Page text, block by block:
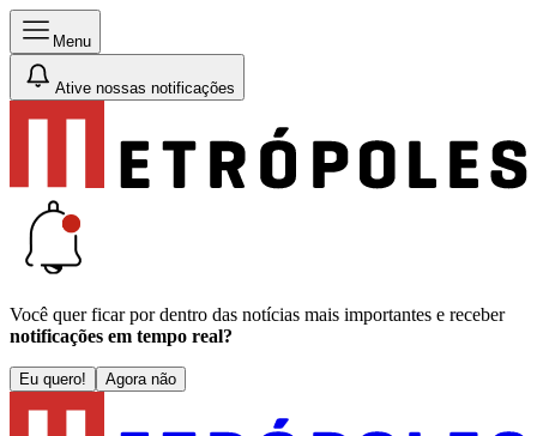
Menu
Ative nossas notificações
Você quer ficar por dentro das notícias mais importantes e receber
notificações em tempo real?
Eu quero! Agora não